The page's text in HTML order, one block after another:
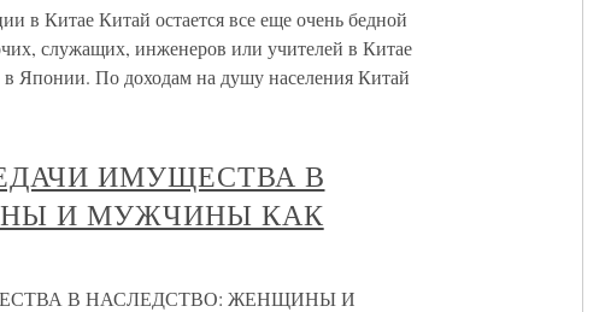
в Китае Китай остается все еще очень бедной
служащих, инженеров или учителей в Китае
Японии. По доходам на душу населения Китай
ИМУЩЕСТВА В
И МУЖЧИНЫ КАК
В НАСЛЕДСТВО: ЖЕНЩИНЫ И